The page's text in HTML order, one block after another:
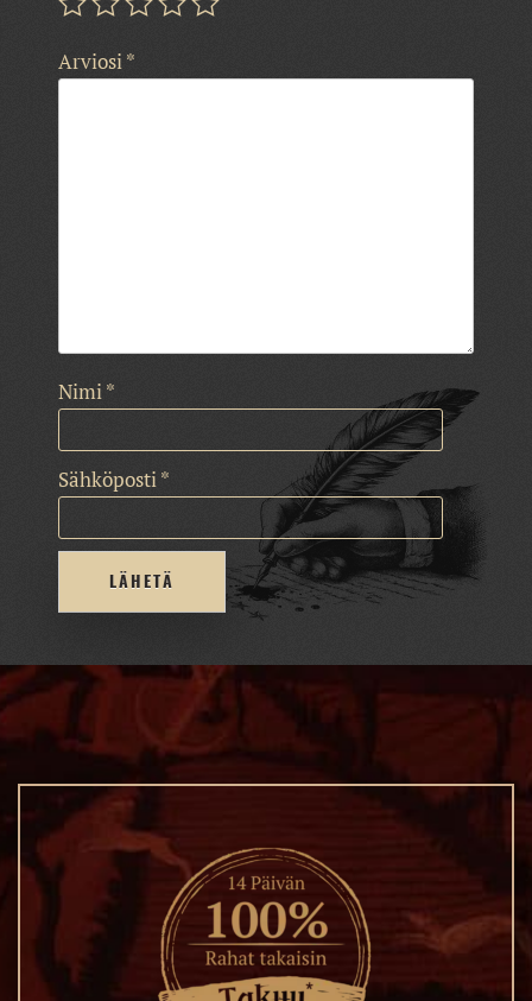
Arviosi*
Nimi*
Sähköposti*